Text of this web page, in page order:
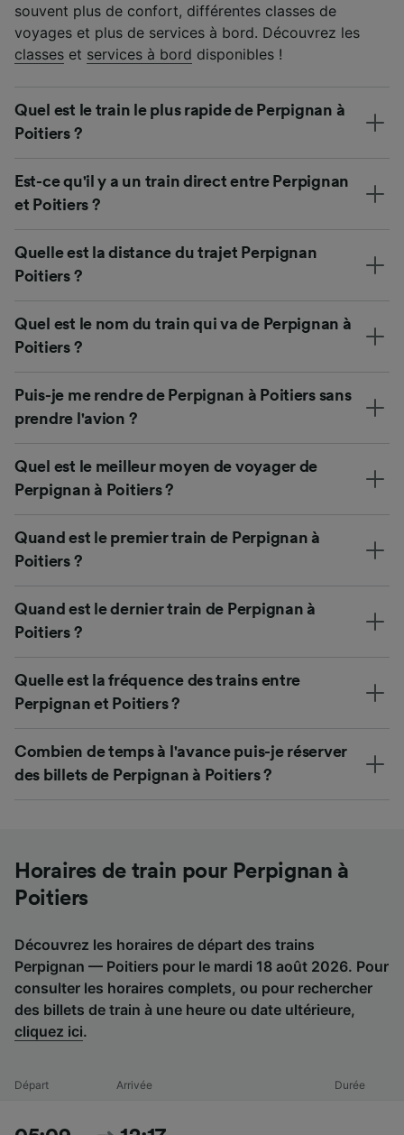
souvent plus de confort, différentes classes de
voyages et plus de services à bord. Découvrez les
classes et services à bord disponibles !
Quel est le train le plus rapide de Perpignan à
Poitiers ?
Est-ce qu'il y a un train direct entre Perpignan
et Poitiers ?
Quelle est la distance du trajet Perpignan
Poitiers ?
Quel est le nom du train qui va de Perpignan à
Poitiers ?
Puis-je me rendre de Perpignan à Poitiers sans
prendre l'avion ?
Quel est le meilleur moyen de voyager de
Perpignan à Poitiers ?
Quand est le premier train de Perpignan à
Poitiers ?
Quand est le dernier train de Perpignan à
Poitiers ?
Quelle est la fréquence des trains entre
Perpignan et Poitiers ?
Combien de temps à l'avance puis-je réserver
des billets de Perpignan à Poitiers ?
Horaires de train pour Perpignan à
Poitiers
Découvrez les horaires de départ des trains
Perpignan — Poitiers pour le mardi 18 août 2026. Pour
consulter les horaires complets, ou pour rechercher
des billets de train à une heure ou date ultérieure,
cliquez ici.
Départ Arrivée Durée